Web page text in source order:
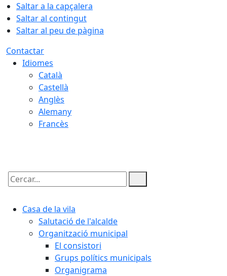
Saltar a la capçalera
Saltar al contingut
Saltar al peu de pàgina
Contactar
Idiomes
Català
Castellà
Anglès
Alemany
Francès
Cercar:
Casa de la vila
Salutació de l'alcalde
Organització municipal
El consistori
Grups polítics municipals
Organigrama